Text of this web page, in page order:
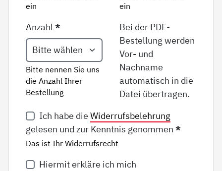
ein
ein
Anzahl*
Bitte nennen Sie uns
die Anzahl Ihrer
Bestellung
Bei der PDF-
Bestellung werden
Vor- und
Nachname
automatisch in die
Datei übertragen.
Ich habe die Widerrufsbelehrung
gelesen und zur Kenntnis genommen*
Das ist Ihr Widerrufsrecht
Hiermit erkläre ich mich